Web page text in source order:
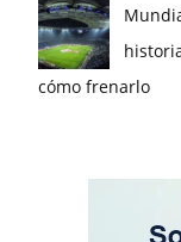
cómo frenarlo